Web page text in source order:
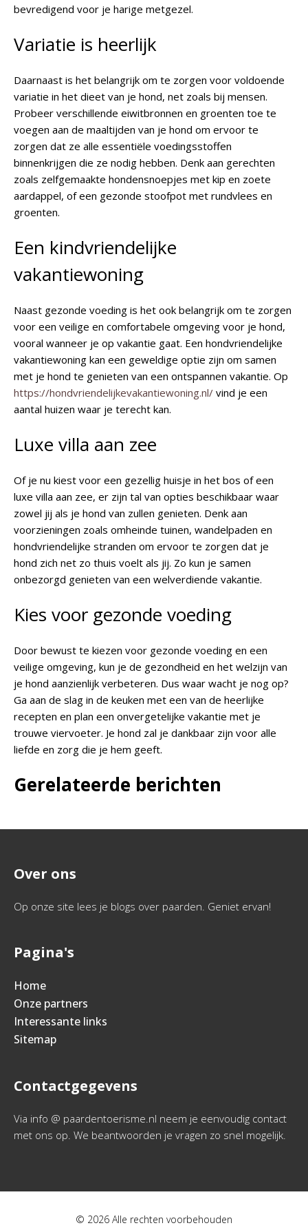
bevredigend voor je harige metgezel.
Variatie is heerlijk
Daarnaast is het belangrijk om te zorgen voor voldoende
variatie in het dieet van je hond, net zoals bij mensen.
Probeer verschillende eiwitbronnen en groenten toe te
voegen aan de maaltijden van je hond om ervoor te
zorgen dat ze alle essentiële voedingsstoffen
binnenkrijgen die ze nodig hebben. Denk aan gerechten
zoals zelfgemaakte hondensnoepjes met kip en zoete
aardappel, of een gezonde stoofpot met rundvlees en
groenten.
Een kindvriendelijke
vakantiewoning
Naast gezonde voeding is het ook belangrijk om te zorgen
voor een veilige en comfortabele omgeving voor je hond,
vooral wanneer je op vakantie gaat. Een hondvriendelijke
vakantiewoning kan een geweldige optie zijn om samen
met je hond te genieten van een ontspannen vakantie. Op
https://hondvriendelijkevakantiewoning.nl/ vind je een
aantal huizen waar je terecht kan.
Luxe villa aan zee
Of je nu kiest voor een gezellig huisje in het bos of een
luxe villa aan zee, er zijn tal van opties beschikbaar waar
zowel jij als je hond van zullen genieten. Denk aan
voorzieningen zoals omheinde tuinen, wandelpaden en
hondvriendelijke stranden om ervoor te zorgen dat je
hond zich net zo thuis voelt als jij. Zo kun je samen
onbezorgd genieten van een welverdiende vakantie.
Kies voor gezonde voeding
Door bewust te kiezen voor gezonde voeding en een
veilige omgeving, kun je de gezondheid en het welzijn van
je hond aanzienlijk verbeteren. Dus waar wacht je nog op?
Ga aan de slag in de keuken met een van de heerlijke
recepten en plan een onvergetelijke vakantie met je
trouwe viervoeter. Je hond zal je dankbaar zijn voor alle
liefde en zorg die je hem geeft.
Gerelateerde berichten
Over ons
Op onze site lees je blogs over paarden. Geniet ervan!
Pagina's
Home
Onze partners
Interessante links
Sitemap
Contactgegevens
Via info @ paardentoerisme.nl neem je eenvoudig contact
met ons op. We beantwoorden je vragen zo snel mogelijk.
© 2026 Alle rechten voorbehouden